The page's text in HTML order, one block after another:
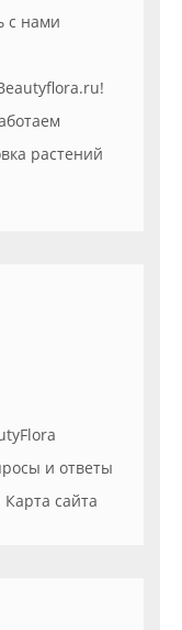
с нами
растений
и ответы
Карта сайта